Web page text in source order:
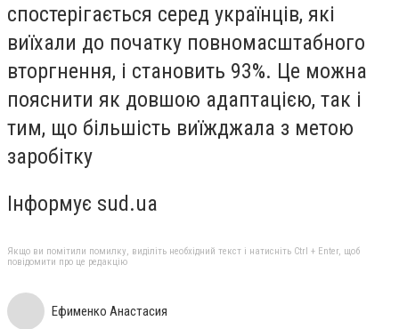
спостерігається серед українців, які
виїхали до початку повномасштабного
вторгнення, і становить 93%. Це можна
пояснити як довшою адаптацією, так і
тим, що більшість виїжджала з метою
заробітку
Інформує sud.ua
Якщо ви помітили помилку, виділіть необхідний текст і натисніть Ctrl + Enter, щоб
повідомити про це редакцію
Ефименко Анастасия